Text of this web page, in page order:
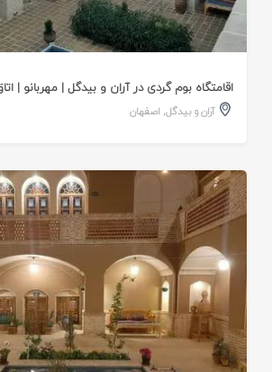
اقامتگاه بوم گردی در آران و بیدگل | مهربانو |
آران و بیدگل, اصفهان